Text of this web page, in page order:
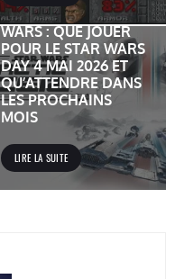
JEUX VIDÉO STAR
WARS : QUE JOUER
POUR LE STAR WARS
DAY 4 MAI 2026 ET
QU’ATTENDRE DANS
LES PROCHAINS
MOIS
LIRE LA SUITE